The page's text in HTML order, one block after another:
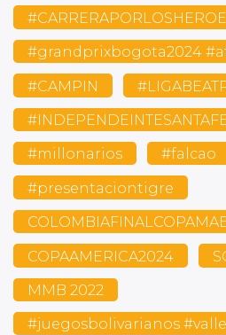
#grandprixbogota2024
#CAMPIN
#millonarios #falcao
#presentaciontigre
COPAAMERICA2024
MMB 2022
#juegosbolivarianos